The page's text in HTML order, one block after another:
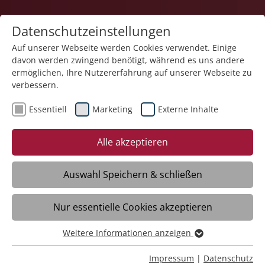
Pflege
Haus der Pflege St. Gebhard
Amtzell
Datenschutzeinstellungen
Auf unserer Webseite werden Cookies verwendet. Einige
davon werden zwingend benötigt, während es uns andere
ermöglichen, Ihre Nutzererfahrung auf unserer Webseite zu
verbessern.
Essentiell Marketing Externe Inhalte
Alle akzeptieren
Auswahl Speichern & schließen
Nur essentielle Cookies akzeptieren
Essentiell
Essentielle Cookies werden für grundlegende Funktionen
Weitere Informationen anzeigen
Impressum | Datenschutz